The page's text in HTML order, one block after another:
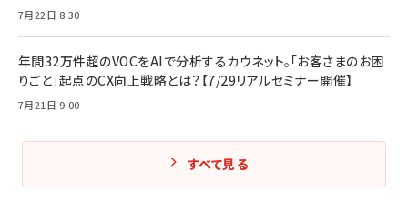
7月22日 8:30
年間32万件超のVOCをAIで分析するカウネット。「お客さまのお困
りごと」起点のCX向上戦略とは？【7/29リアルセミナー開催】
7月21日 9:00
すべて見る